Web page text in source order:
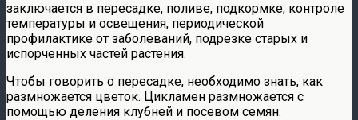
заключается в пересадке, поливе, подкормке, контроле
температуры и освещения, периодической
профилактике от заболеваний, подрезке старых и
испорченных частей растения.
Чтобы говорить о пересадке, необходимо знать, как
размножается цветок. Цикламен размножается с
помощью деления клубней и посевом семян.